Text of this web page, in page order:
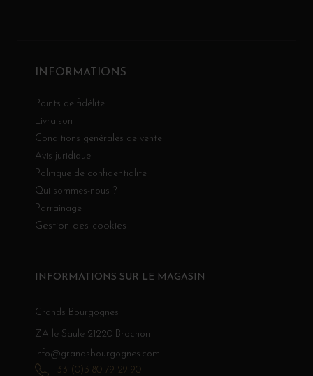
INFORMATIONS
Points de fidélité
Livraison
Conditions générales de vente
Avis juridique
Politique de confidentialité
Qui sommes-nous ?
Parrainage
Gestion des cookies
INFORMATIONS SUR LE MAGASIN
Grands Bourgognes
ZA le Saule 21220 Brochon
info@grandsbourgognes.com
+33 (0)3 80 79 29 90